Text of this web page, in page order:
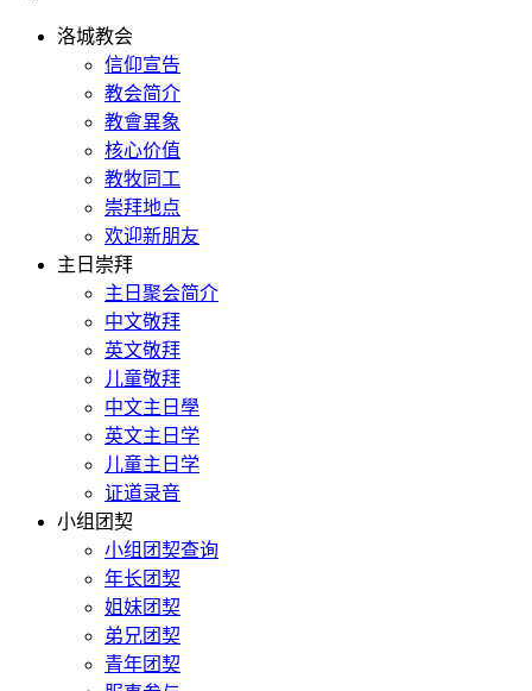
洛城教会
信仰宣告
教会简介
教會異象
核心价值
教牧同工
崇拜地点
欢迎新朋友
主日崇拜
主日聚会简介
中文敬拜
英文敬拜
儿童敬拜
中文主日學
英文主日学
儿童主日学
证道录音
小组团契
小组团契查询
年长团契
姐妹团契
弟兄团契
青年团契